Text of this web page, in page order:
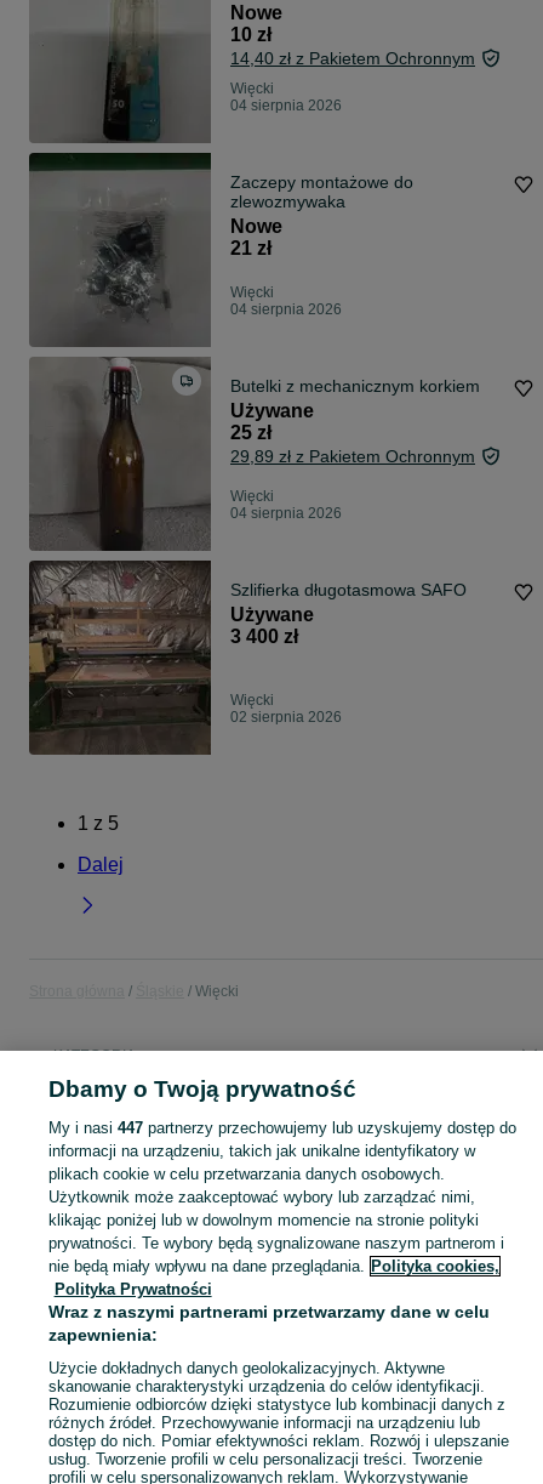
Nowe
10 zł
14,40 zł z Pakietem Ochronnym
Więcki
04 sierpnia 2026
Zaczepy montażowe do
zlewozmywaka
Nowe
21 zł
Więcki
04 sierpnia 2026
Butelki z mechanicznym korkiem
Używane
25 zł
29,89 zł z Pakietem Ochronnym
Więcki
04 sierpnia 2026
Szlifierka długotasmowa SAFO
Używane
3 400 zł
Więcki
02 sierpnia 2026
1 z 5
Dalej
Więcki
KATEGORIA
elewacja betonowa elewacja lekkie felgi 5x114,3 17
Zobacz
Mapa kategorii
Mapa miejscowości
Mapa ministron
Popularne wyszukiwania
Dbamy o Twoją prywatność
My i nasi 447partnerzy przechowujemy lub uzyskujemy dostęp do
informacji na urządzeniu, takich jak unikalne identyfikatory w
plikach cookie w celu przetwarzania danych osobowych.
Użytkownik może zaakceptować wybory lub zarządzać nimi,
klikając poniżej lub w dowolnym momencie na stronie polityki
prywatności. Te wybory będą sygnalizowane naszym partnerom i
nie będą miały wpływu na dane przeglądania. Polityka cookies,
Polityka Prywatności
Wraz z naszymi partnerami przetwarzamy dane w celu
zapewnienia:
Użycie dokładnych danych geolokalizacyjnych. Aktywne
skanowanie charakterystyki urządzenia do celów identyfikacji.
Rozumienie odbiorców dzięki statystyce lub kombinacji danych z
różnych źródeł. Przechowywanie informacji na urządzeniu lub
dostęp do nich. Pomiar efektywności reklam. Rozwój i ulepszanie
usług. Tworzenie profili w celu personalizacji treści. Tworzenie
profili w celu spersonalizowanych reklam. Wykorzystywanie